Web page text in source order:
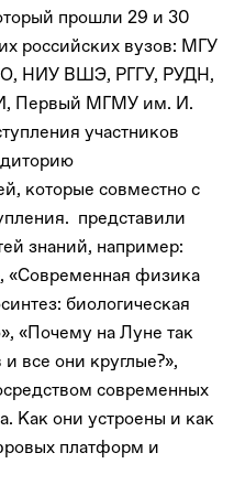
прошли 29 и 30
российских вузов: МГУ
НИУ ВШЭ, РГГУ, РУДН,
Первый МГМУ им. И.
участников
которые совместно с
представили
знаний, например:
«Современная физика
биологическая
«Почему на Луне так
все они круглые?»,
современных
Как они устроены и как
платформ и